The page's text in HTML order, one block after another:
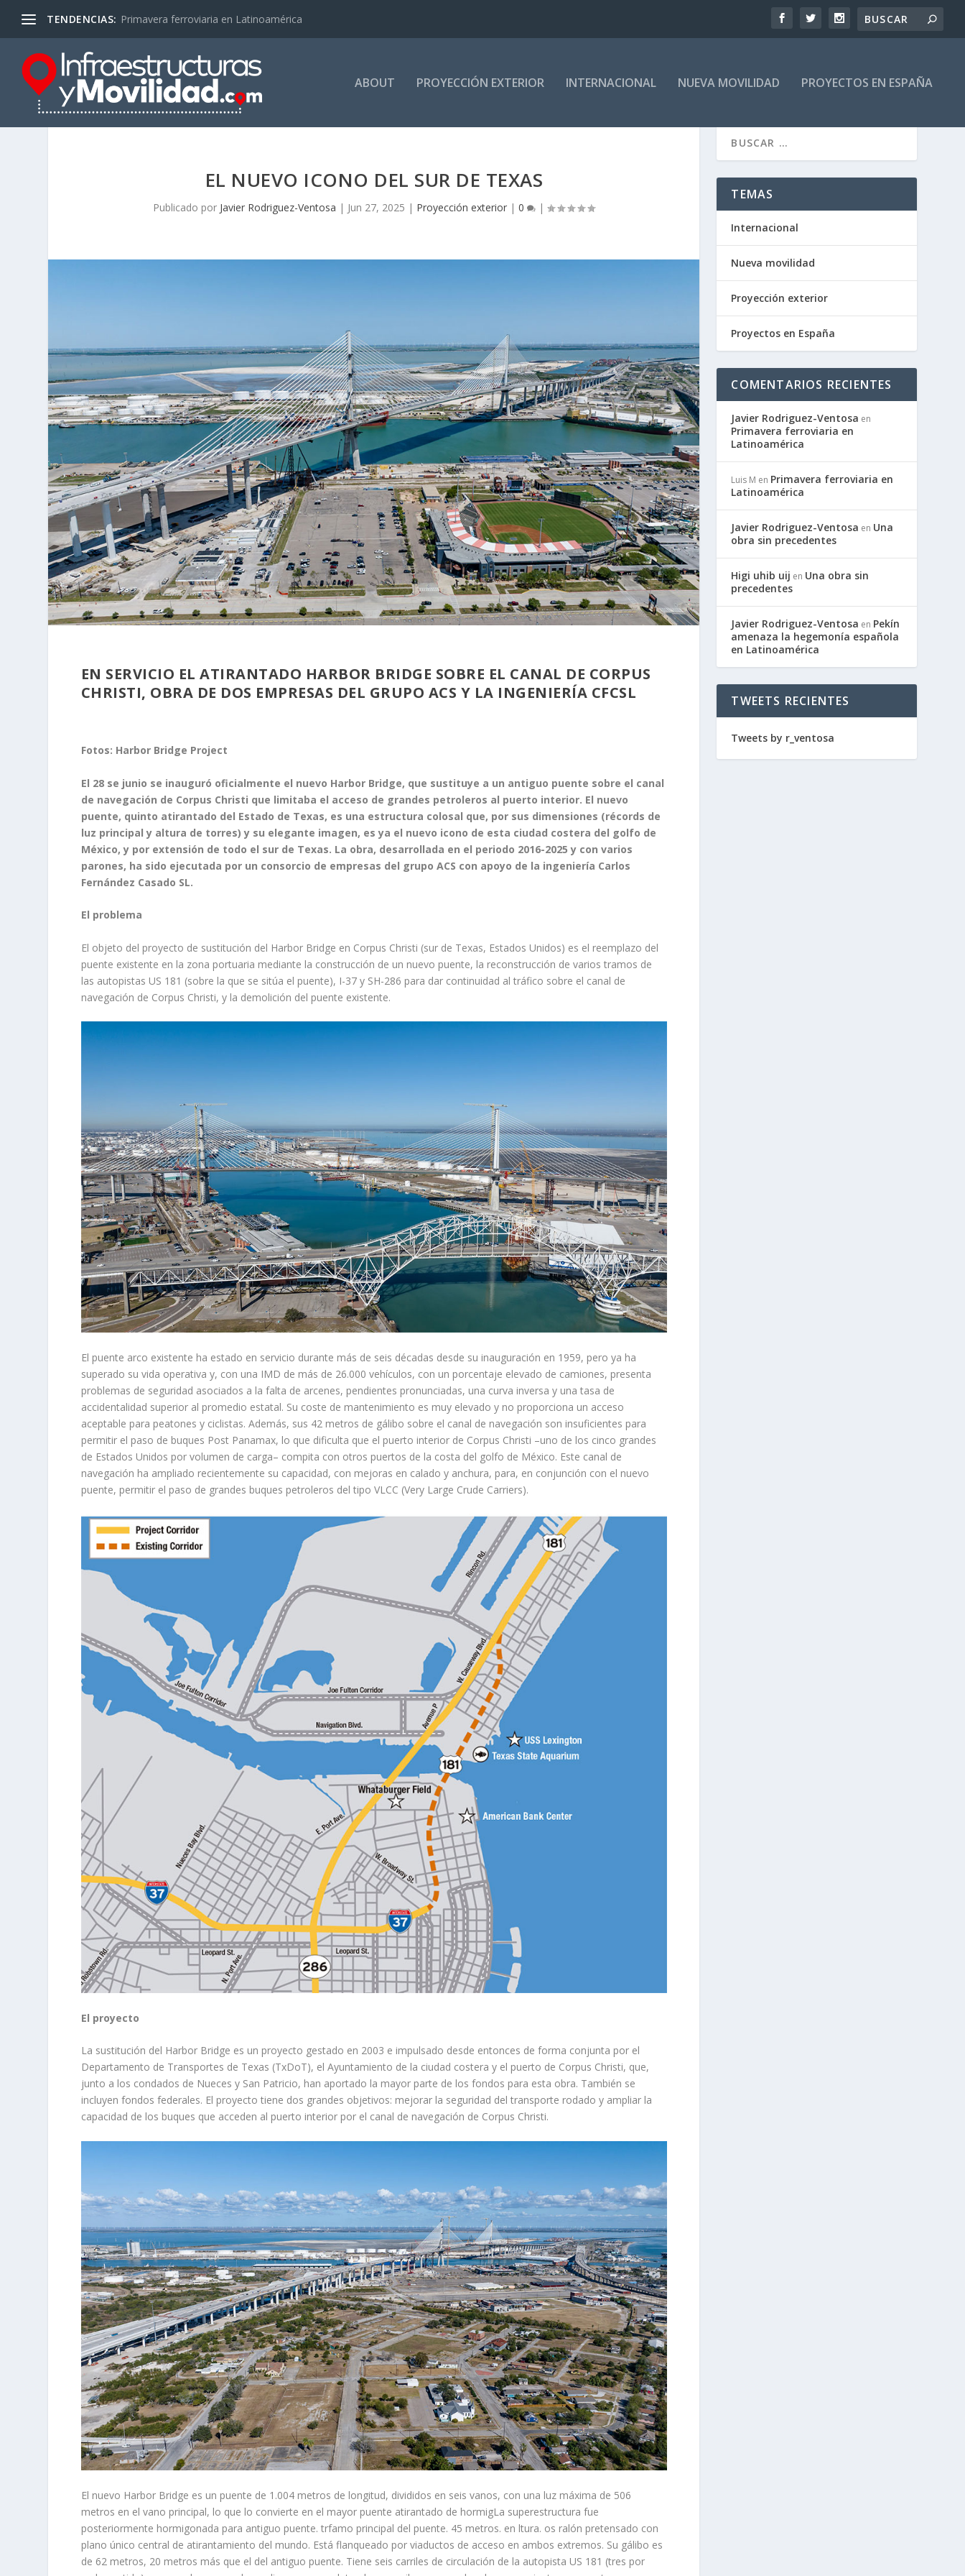
TENDENCIAS: Primavera ferroviaria en Latinoamérica
ABOUT PROYECCIÓN EXTERIOR INTERNACIONAL NUEVA MOVILIDAD PROYECTOS EN ESPAÑA
EL NUEVO ICONO DEL SUR DE TEXAS
Publicado por Javier Rodriguez-Ventosa | Jun 27, 2025 | Proyección exterior |0 |
EN SERVICIO EL ATIRANTADO HARBOR BRIDGE SOBRE EL CANAL DE CORPUS
CHRISTI, OBRA DE DOS EMPRESAS DEL GRUPO ACS Y LA INGENIERÍA CFCSL
Fotos: Harbor Bridge Project
El 28 se junio se inauguró oficialmente el nuevo Harbor Bridge, que sustituye a un antiguo puente sobre el canal
de navegación de Corpus Christi que limitaba el acceso de grandes petroleros al puerto interior. El nuevo
puente, quinto atirantado del Estado de Texas, es una estructura colosal que, por sus dimensiones (récords de
luz principal y altura de torres) y su elegante imagen, es ya el nuevo icono de esta ciudad costera del golfo de
México, y por extensión de todo el sur de Texas. La obra, desarrollada en el periodo 2016-2025 y con varios
parones, ha sido ejecutada por un consorcio de empresas del grupo ACS con apoyo de la ingeniería Carlos
Fernández Casado SL.
El problema
El objeto del proyecto de sustitución del Harbor Bridge en Corpus Christi (sur de Texas, Estados Unidos) es el reemplazo del
puente existente en la zona portuaria mediante la construcción de un nuevo puente, la reconstrucción de varios tramos de
las autopistas US 181 (sobre la que se sitúa el puente), I-37 y SH-286 para dar continuidad al tráfico sobre el canal de
navegación de Corpus Christi, y la demolición del puente existente.
El puente arco existente ha estado en servicio durante más de seis décadas desde su inauguración en 1959, pero ya ha
superado su vida operativa y, con una IMD de más de 26.000 vehículos, con un porcentaje elevado de camiones, presenta
problemas de seguridad asociados a la falta de arcenes, pendientes pronunciadas, una curva inversa y una tasa de
accidentalidad superior al promedio estatal. Su coste de mantenimiento es muy elevado y no proporciona un acceso
aceptable para peatones y ciclistas. Además, sus 42 metros de gálibo sobre el canal de navegación son insuficientes para
permitir el paso de buques Post Panamax, lo que dificulta que el puerto interior de Corpus Christi –uno de los cinco grandes
de Estados Unidos por volumen de carga– compita con otros puertos de la costa del golfo de México. Este canal de
navegación ha ampliado recientemente su capacidad, con mejoras en calado y anchura, para, en conjunción con el nuevo
puente, permitir el paso de grandes buques petroleros del tipo VLCC (Very Large Crude Carriers).
El proyecto
La sustitución del Harbor Bridge es un proyecto gestado en 2003 e impulsado desde entonces de forma conjunta por el
Departamento de Transportes de Texas (TxDoT), el Ayuntamiento de la ciudad costera y el puerto de Corpus Christi, que,
junto a los condados de Nueces y San Patricio, han aportado la mayor parte de los fondos para esta obra. También se
incluyen fondos federales. El proyecto tiene dos grandes objetivos: mejorar la seguridad del transporte rodado y ampliar la
capacidad de los buques que acceden al puerto interior por el canal de navegación de Corpus Christi.
El nuevo Harbor Bridge es un puente de 1.004 metros de longitud, divididos en seis vanos, con una luz máxima de 506
metros en el vano principal, lo que lo convierte en el mayor puente atirantado de hormigLa superestructura fue
posteriormente hormigonada para antiguo puente. trfamo principal del puente. 45 metros. en ltura. os ralón pretensado con
plano único central de atirantamiento del mundo. Está flanqueado por viaductos de acceso en ambos extremos. Su gálibo es
de 62 metros, 20 metros más que el del antiguo puente. Tiene seis carriles de circulación de la autopista US 181 (tres por
TEMAS
Internacional
Nueva movilidad
Proyección exterior
Proyectos en España
COMENTARIOS RECIENTES
Javier Rodriguez-Ventosa en
Primavera ferroviaria en
Latinoamérica
Luis M en Primavera ferroviaria en
Latinoamérica
Javier Rodriguez-Ventosa en Una
obra sin precedentes
Higi uhib uij en Una obra sin
precedentes
Javier Rodriguez-Ventosa en Pekín
amenaza la hegemonía española
en Latinoamérica
TWEETS RECIENTES
Tweets by r_ventosa